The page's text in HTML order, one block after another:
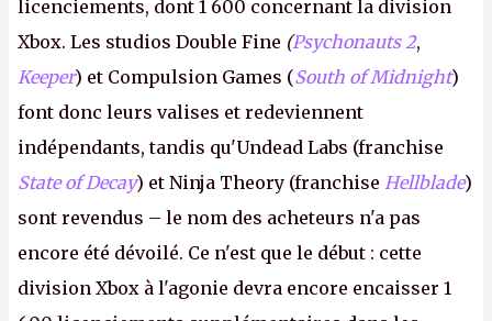
licenciements, dont 1 600 concernant la division
Xbox. Les studios Double Fine (Psychonauts 2,
Keeper) et Compulsion Games (South of Midnight)
font donc leurs valises et redeviennent
indépendants, tandis qu'Undead Labs (franchise
State of Decay) et Ninja Theory (franchise Hellblade)
sont revendus – le nom des acheteurs n'a pas
encore été dévoilé. Ce n'est que le début : cette
division Xbox à l'agonie devra encore encaisser 1